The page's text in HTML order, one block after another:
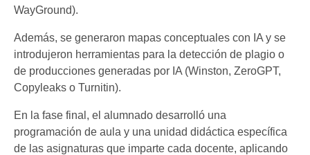
WayGround).
Además, se generaron mapas conceptuales con IA y se
introdujeron herramientas para la detección de plagio o
de producciones generadas por IA (Winston, ZeroGPT,
Copyleaks o Turnitin).
En la fase final, el alumnado desarrolló una
programación de aula y una unidad didáctica específica
de las asignaturas que imparte cada docente, aplicando